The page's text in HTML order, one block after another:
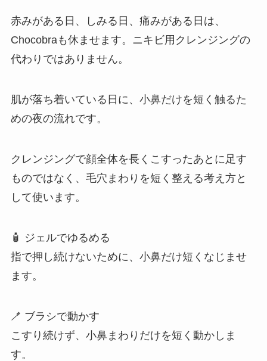
赤みがある日、しみる日、痛みがある日は、
Chocobraも休ませます。ニキビ用クレンジングの
代わりではありません。
肌が落ち着いている日に、小鼻だけを短く触るた
めの夜の流れです。
クレンジングで顔全体を長くこすったあとに足す
ものではなく、毛穴まわりを短く整える考え方と
して使います。
🧴 ジェルでゆるめる
指で押し続けないために、小鼻だけ短くなじませ
ます。
🪥 ブラシで動かす
こすり続けず、小鼻まわりだけを短く動かしま
す。